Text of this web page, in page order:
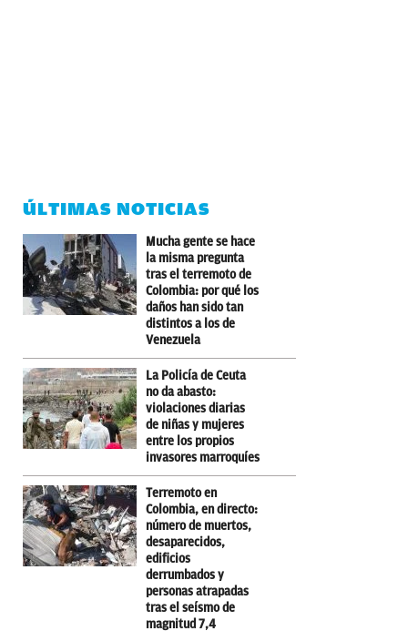
ÚLTIMAS NOTICIAS
Mucha gente se hace
la misma pregunta
tras el terremoto de
Colombia: por qué los
daños han sido tan
distintos a los de
Venezuela
La Policía de Ceuta
no da abasto:
violaciones diarias
de niñas y mujeres
entre los propios
invasores marroquíes
Terremoto en
Colombia, en directo:
número de muertos,
desaparecidos,
edificios
derrumbados y
personas atrapadas
tras el seísmo de
magnitud 7,4